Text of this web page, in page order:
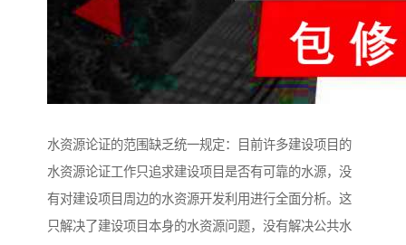
水资源论证的范围缺乏统一规定：目前许多建设项目的
水资源论证工作只追求建设项目是否有可靠的水源，没
有对建设项目周边的水资源开发利用进行全面分析。这
只解决了建设项目本身的水资源问题，没有解决公共水